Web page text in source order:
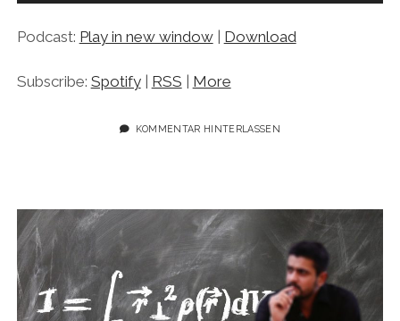
Podcast: Play in new window| Download
Subscribe: Spotify| RSS | More
KOMMENTAR HINTERLASSEN